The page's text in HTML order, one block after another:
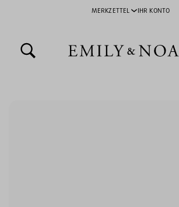
MERKZETTEL IHR KONTO